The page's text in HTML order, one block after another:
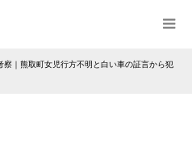
察｜熊取町女児行方不明と白い車の証言から犯